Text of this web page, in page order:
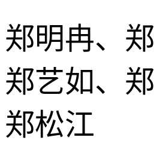
郑明冉、郑
郑艺如、郑
郑松江